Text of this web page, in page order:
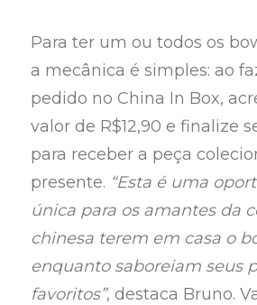
Para ter um ou todos os
a mecânica é simples: ao
pedido no China In Box,
valor de R$12,90 e finalize
para receber a peça
presente. “Esta é uma
única para os amantes da
chinesa terem em casa o
enquanto saboreiam seus
favoritos”, destaca Bruno.